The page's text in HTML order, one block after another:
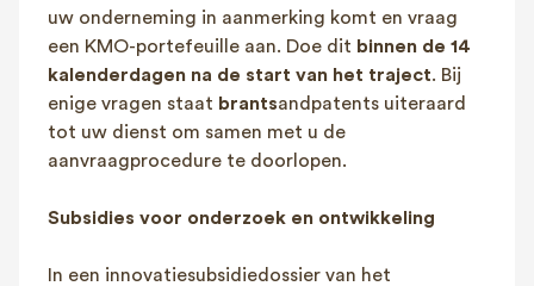
uw onderneming in aanmerking komt en vraag
een KMO-portefeuille aan. Doe dit binnen de 14
kalenderdagen na de start van het traject. Bij
enige vragen staat brantsandpatents uiteraard
tot uw dienst om samen met u de
aanvraagprocedure te doorlopen.
Subsidies voor onderzoek en ontwikkeling
In een innovatiesubsidiedossier van het